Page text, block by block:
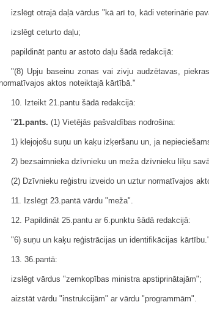
izslēgt otrajā daļā vārdus "kā arī to, kādi veterinārie
izslēgt ceturto daļu;
papildināt pantu ar astoto daļu šādā redakcijā:
"(8) Upju baseinu zonas vai zivju audzētavas,
normatīvajos aktos noteiktajā kārtībā."
10. Izteikt 21.pantu šādā redakcijā:
"21.pants. (1) Vietējās pašvaldības nodrošina:
1) klejojošu suņu un kaķu izķeršanu un, ja
2) bezsaimnieka dzīvnieku un meža dzīvnieku līķu
(2) Dzīvnieku reģistru izveido un uztur normatīvajos
11. Izslēgt 23.pantā vārdu "meža".
12. Papildināt 25.pantu ar 6.punktu šādā redakcijā:
"6) suņu un kaķu reģistrācijas un identifikācijas kārtību."
13. 36.pantā:
izslēgt vārdus "zemkopības ministra apstiprinātajām";
aizstāt vārdu "instrukcijām" ar vārdu "programmām".